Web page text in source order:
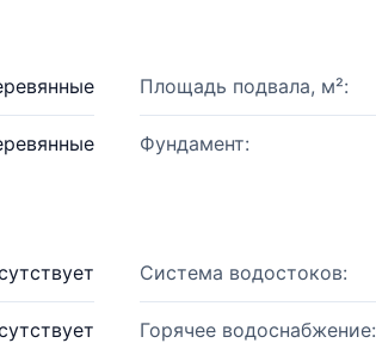
Площадь подвала, м²:
Фундамент:
Система водостоков:
Горячее водоснабжение: